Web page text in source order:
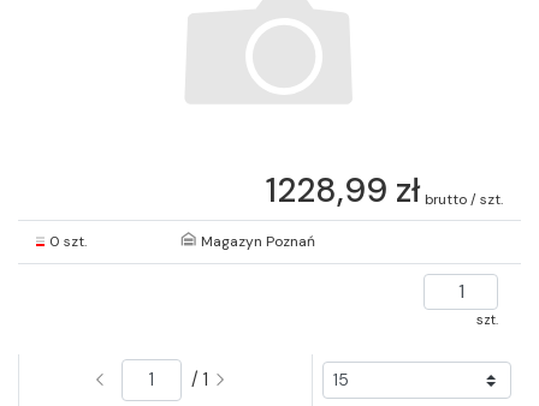
1228,99 zł brutto / szt.
0 szt. Magazyn Poznań
szt.
/ 1